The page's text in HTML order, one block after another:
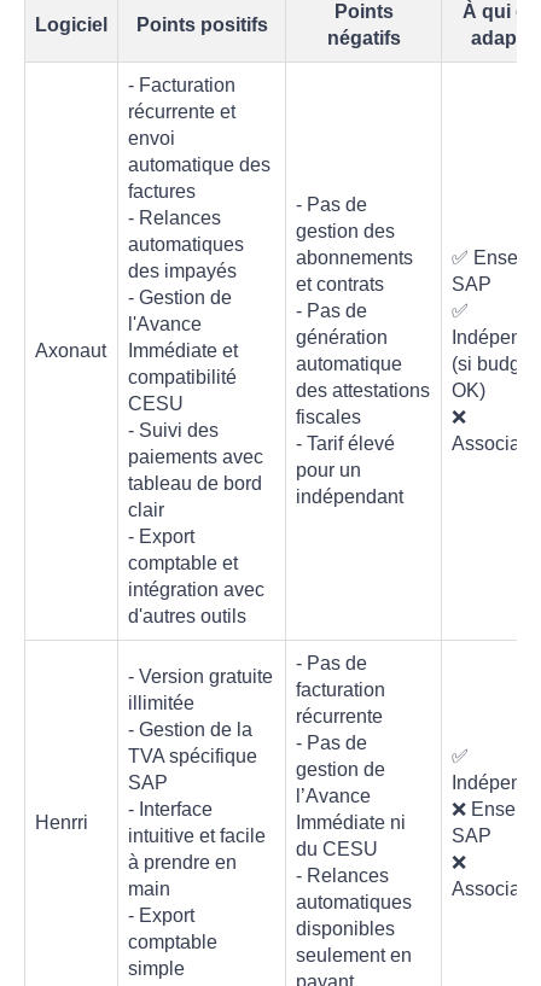
Logiciel Points positifs
Points
négatifs
À qui
adapté
Axonaut
- Facturation
récurrente et
envoi
automatique des
factures
- Relances
automatiques
des impayés
- Gestion de
l'Avance
Immédiate et
compatibilité
CESU
- Suivi des
paiements avec
tableau de bord
clair
- Export
comptable et
intégration avec
d'autres outils
- Pas de
gestion des
abonnements
et contrats
- Pas de
génération
automatique
des attestations
fiscales
- Tarif élevé
pour un
indépendant
✅
SAP
✅
(si budget
OK)
❌
Henrri
- Version gratuite
illimitée
- Gestion de la
TVA spécifique
SAP
- Interface
intuitive et facile
à prendre en
main
- Export
comptable
simple
- Pas de
facturation
récurrente
- Pas de
gestion de
l’Avance
Immédiate ni
du CESU
- Relances
automatiques
disponibles
seulement en
payant
✅
❌
SAP
❌